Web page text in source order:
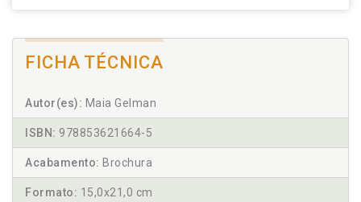
FICHA TÉCNICA
Autor(es): Maia Gelman
ISBN: 978853621664-5
Acabamento: Brochura
Formato: 15,0x21,0 cm